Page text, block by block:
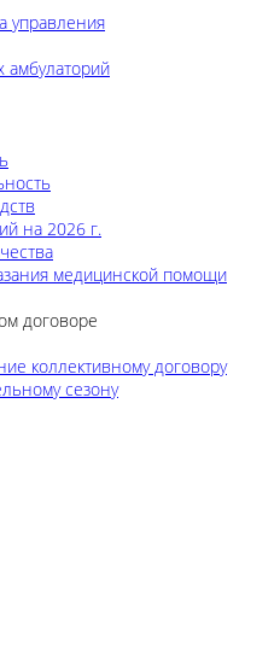
управления
на 2026 г.
медицинской помощи
договоре
коллективному договору
сезону